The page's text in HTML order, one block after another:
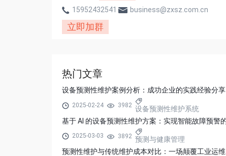
15952432541
business@zxsz.com.cn
立即加群
热门文章
设备预测性维护案例分析：成功企业的实践经验分享
2025-02-24 3982 设备预测性维护系统
2025-03-03 3892 预测与健康管理